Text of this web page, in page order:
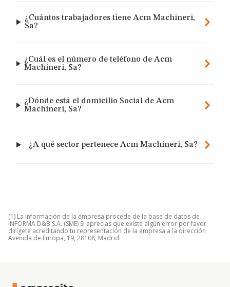
¿Cuántos trabajadores tiene Acm Machineri,
Sa?
¿Cuál es el número de teléfono de Acm
Machineri, Sa?
¿Dónde está el domicilio Social de Acm
Machineri, Sa?
¿A qué sector pertenece Acm Machineri, Sa?
(1) La información de la empresa procede de la base de datos de
INFORMA D&B S.A. (SME) Si aprecias que existe algún error por favor
dirígete acreditando tu representación de la empresa a la dirección
Avenida de Europa, 19, 28108, Madrid.